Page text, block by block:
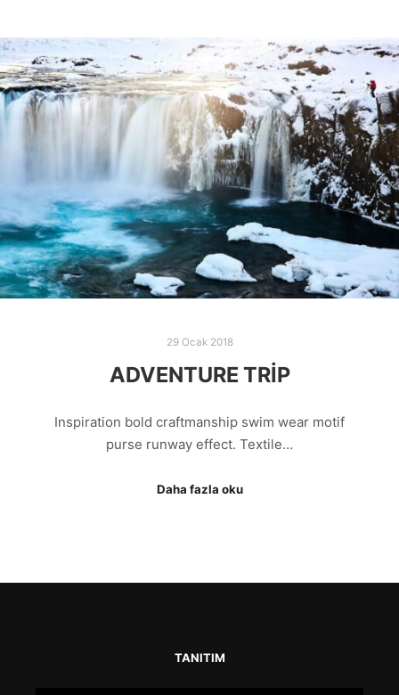
29 Ocak 2018
ADVENTURE TRIP
Inspiration bold craftmanship swim wear motif
purse runway effect. Textile…
Daha fazla oku
TANITIM